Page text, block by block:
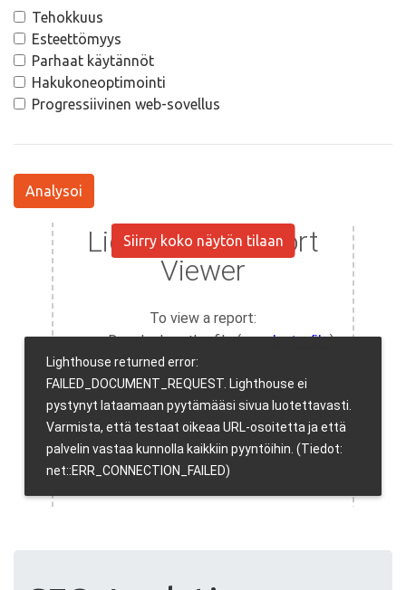
Tehokkuus
Esteettömyys
Parhaat käytännöt
Hakukoneoptimointi
Progressiivinen web-sovellus
Analysoi
Siirry koko näytön tilaan